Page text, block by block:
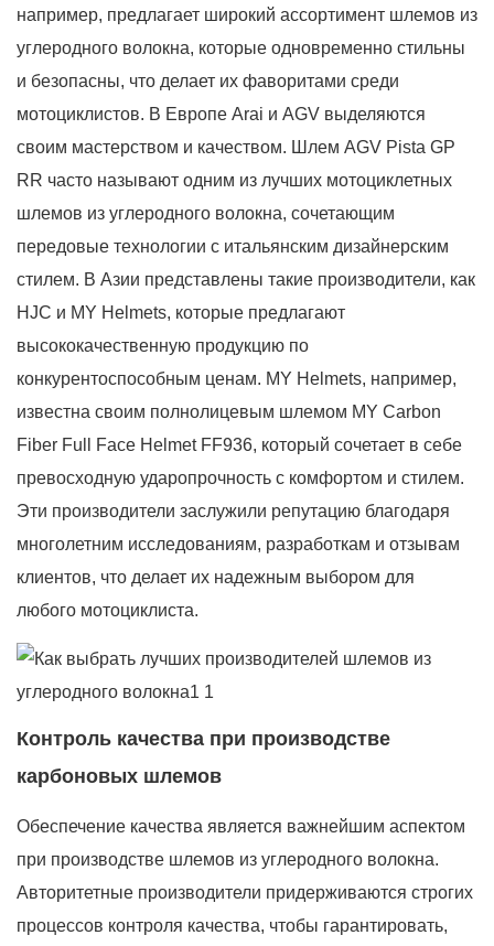
например, предлагает широкий ассортимент шлемов из
углеродного волокна, которые одновременно стильны
и безопасны, что делает их фаворитами среди
мотоциклистов. В Европе Arai и AGV выделяются
своим мастерством и качеством. Шлем AGV Pista GP
RR часто называют одним из лучших мотоциклетных
шлемов из углеродного волокна, сочетающим
передовые технологии с итальянским дизайнерским
стилем. В Азии представлены такие производители, как
HJC и MY Helmets, которые предлагают
высококачественную продукцию по
конкурентоспособным ценам. MY Helmets, например,
известна своим полнолицевым шлемом MY Carbon
Fiber Full Face Helmet FF936, который сочетает в себе
превосходную ударопрочность с комфортом и стилем.
Эти производители заслужили репутацию благодаря
многолетним исследованиям, разработкам и отзывам
клиентов, что делает их надежным выбором для
любого мотоциклиста.
Контроль качества при производстве
карбоновых шлемов
Обеспечение качества является важнейшим аспектом
при производстве шлемов из углеродного волокна.
Авторитетные производители придерживаются строгих
процессов контроля качества, чтобы гарантировать,